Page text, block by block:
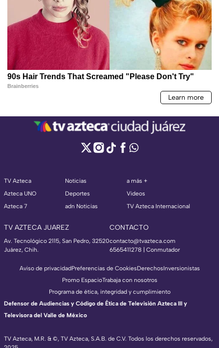
TV Azteca
Azteca UNO
Azteca 7
Noticias
Deportes
adn Noticias
a más +
Videos
TV Azteca Internacional
TV AZTECA JUAREZ
Av. Tecnológico 2115, San Pedro, 32520
Juárez, Chih.
CONTACTO
contacto@tvazteca.com
6565411278 | Conmutador
TV Azteca, M.R. & ©, TV Azteca, S.A.B. de C.V. Todos los derechos reservados,
Aviso de privacidadPreferencias de CookiesDerechosInversionistas
Promo EspacioTrabaja con nosotros
Programa de ética, integridad y cumplimiento
Defensor de Audiencias y Código de Ética de Televisión Azteca III y
Televisora del Valle de México